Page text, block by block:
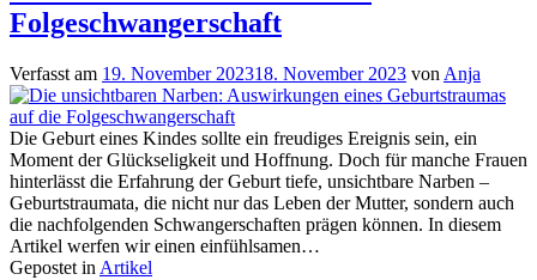
Folgeschwangerschaft
Verfasst am 19. November 202318. November 2023 von Anja
Die Geburt eines Kindes sollte ein freudiges Ereignis sein, ein
Moment der Glückseligkeit und Hoffnung. Doch für manche Frauen
hinterlässt die Erfahrung der Geburt tiefe, unsichtbare Narben –
Geburtstraumata, die nicht nur das Leben der Mutter, sondern auch
die nachfolgenden Schwangerschaften prägen können. In diesem
Artikel werfen wir einen einfühlsamen…
Gepostet in Artikel